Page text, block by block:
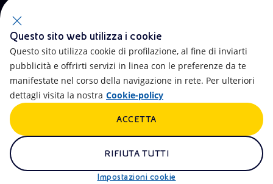
ALTRI LINK
Accessibilità Calendario
Newsletter Intelligenza artificiale
Truffe e Phishing
Remit Alluvioni
Questo sito web utilizza i cookie
Questo sito utilizza cookie di profilazione, al fine di inviarti
pubblicità e offrirti servizi in linea con le preferenze da te
manifestate nel corso della navigazione in rete. Per ulteriori
dettagli visita la nostra Cookie-policy
Impostazioni cookie
RIFIUTA TUTTI
ACCETTA